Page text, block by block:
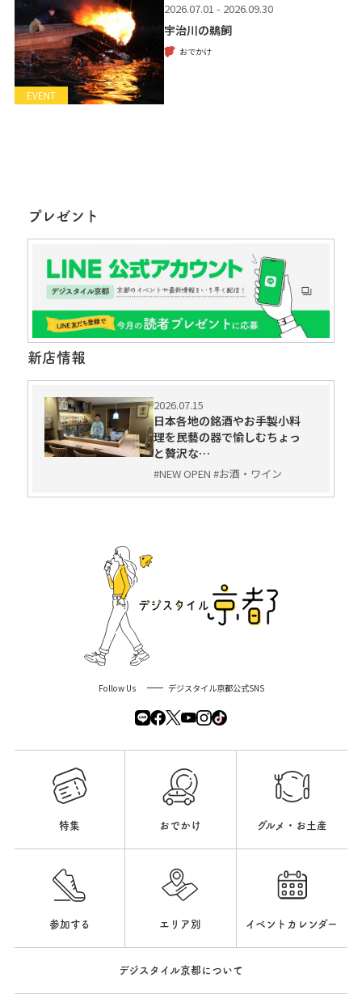
EVENT
2026.07.01 - 2026.09.30
宇治川の鵜飼
おでかけ
プレゼント
新店情報
2026.07.15
日本各地の銘酒やお手製小料
理を民藝の器で愉しむちょっ
と贅沢な…
#NEW OPEN #お酒・ワイン
Follow Us デジスタイル京都公式SNS
特集 おでかけ グルメ・お土産
参加する エリア別 イベントカレンダー
デジスタイル京都について